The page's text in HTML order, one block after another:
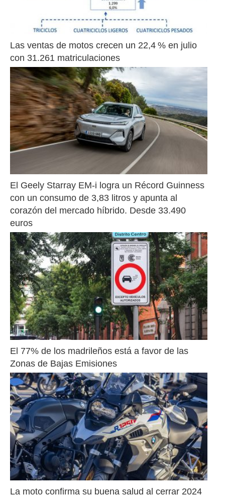
Las ventas de motos crecen un 22,4 % en julio
con 31.261 matriculaciones
El Geely Starray EM-i logra un Récord Guinness
con un consumo de 3,83 litros y apunta al
corazón del mercado híbrido. Desde 33.490
euros
El 77% de los madrileños está a favor de las
Zonas de Bajas Emisiones
La moto confirma su buena salud al cerrar 2024